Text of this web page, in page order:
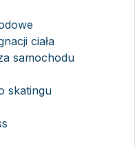
ciała
samochodu
skatingu